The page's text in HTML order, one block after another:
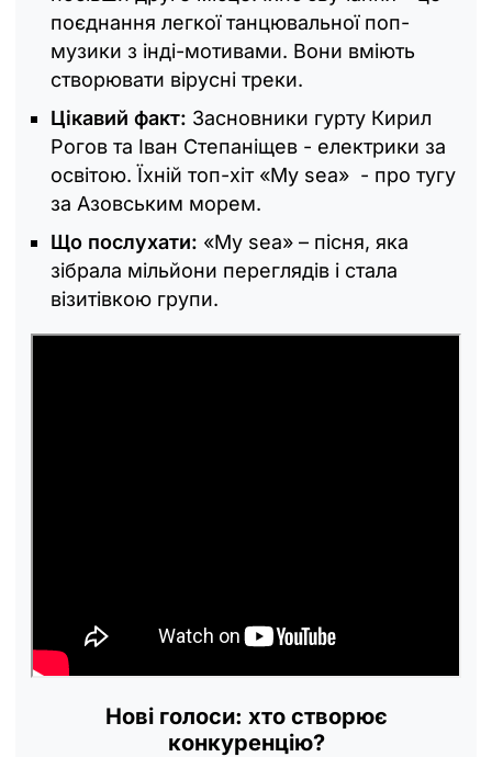
поєднання легкої танцювальної поп-
музики з інді-мотивами. Вони вміють
створювати вірусні треки.
Цікавий факт: Засновники гурту Кирил
Рогов та Іван Степаніщев - електрики за
освітою. Їхній топ-хіт «My sea» - про тугу
за Азовським морем.
Що послухати: «My sea» – пісня, яка
зібрала мільйони переглядів і стала
візитівкою групи.
Нові голоси: хто створює
конкуренцію?